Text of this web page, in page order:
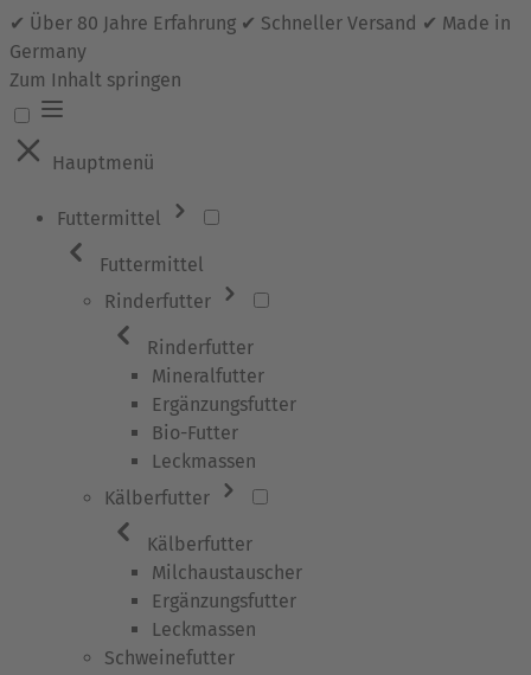
✔ Über 80 Jahre Erfahrung ✔ Schneller Versand ✔ Made in
Germany
Zum Inhalt springen
Hauptmenü
Futtermittel
Futtermittel
Rinderfutter
Rinderfutter
Mineralfutter
Ergänzungsfutter
Bio-Futter
Leckmassen
Kälberfutter
Kälberfutter
Milchaustauscher
Ergänzungsfutter
Leckmassen
Schweinefutter